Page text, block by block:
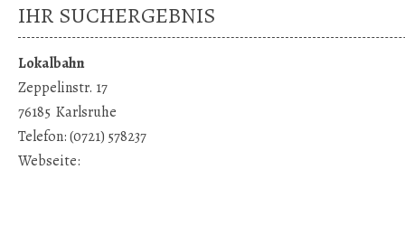
IHR SUCHERGEBNIS
Lokalbahn
Zeppelinstr. 17
76185 Karlsruhe
Telefon:(0721) 578237
Webseite: